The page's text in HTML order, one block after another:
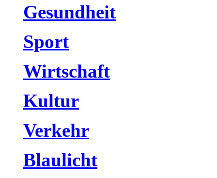
Gesundheit
Sport
Wirtschaft
Kultur
Verkehr
Blaulicht